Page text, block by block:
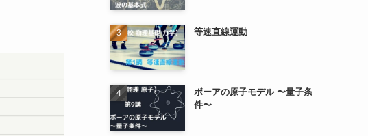
等速直線運動
ボーアの原子モデル 〜量子条
件〜